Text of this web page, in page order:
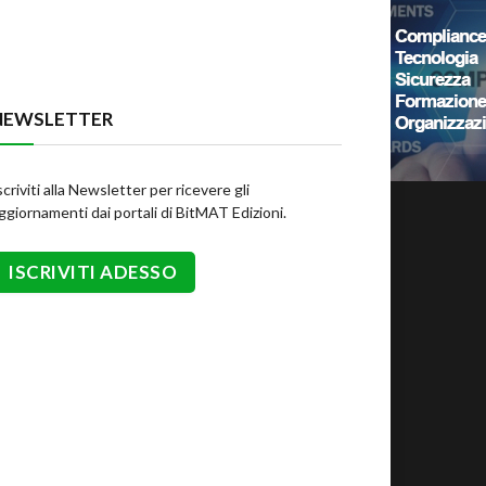
alla Newsletter per ricevere gli
dai portali di BitMAT Edizioni.